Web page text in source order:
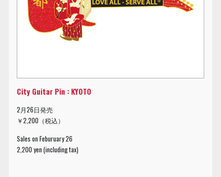
City Guitar Pin : KYOTO
2月26日発売
￥2,200（税込）
Sales on Feburuary 26
2,200 yen (including tax)